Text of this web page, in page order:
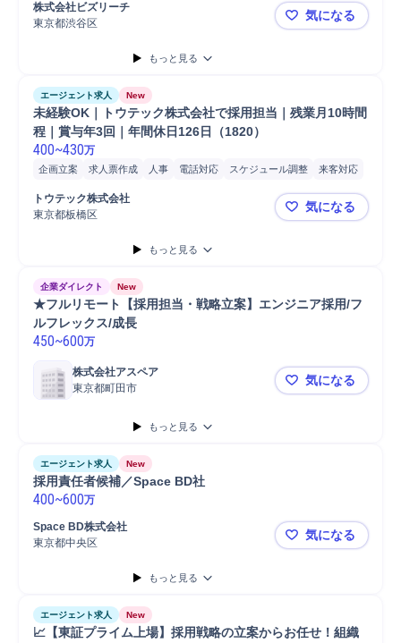
株式会社ビズリーチ
東京都渋谷区
HRBP／人
気になる
もっと見る
エージェント求人 New
未経験OK｜トウテック株式会社で採用担当｜残業月10時間
程｜賞与年3回｜年間休日126日（1820）
400~430万
企画立案 求人票作成 人事 電話対応 スケジュール調整
来客対応
Microsoft Excel
Microsoft Word
トウテック株式会社
東京都板橋区
未経験OK
気になる
もっと見る
企業ダイレクト New
★フルリモート【採用担当・戦略立案】エンジニア採用/フ
ルフレックス/成長
450~600万
株式会社アスペア
東京都町田市
★フルリモ
気になる
もっと見る
エージェント求人 New
採用責任者候補／Space BD社
400~600万
Space BD株式会社
東京都中央区
採用責任者
気になる
もっと見る
エージェント求人 New
📈【東証プライム上場】採用戦略の立案からお任せ！組織